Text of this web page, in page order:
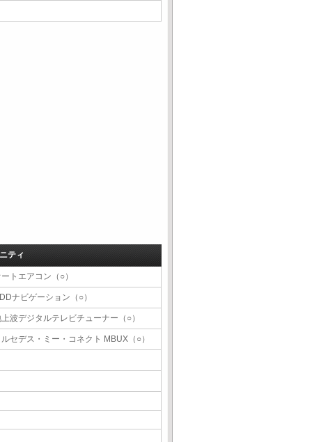
ティ
ートエアコン（○）
ナビゲーション（○）
波デジタルテレビチューナー（○）
ルセデス・ミー・コネクト MBUX（○）